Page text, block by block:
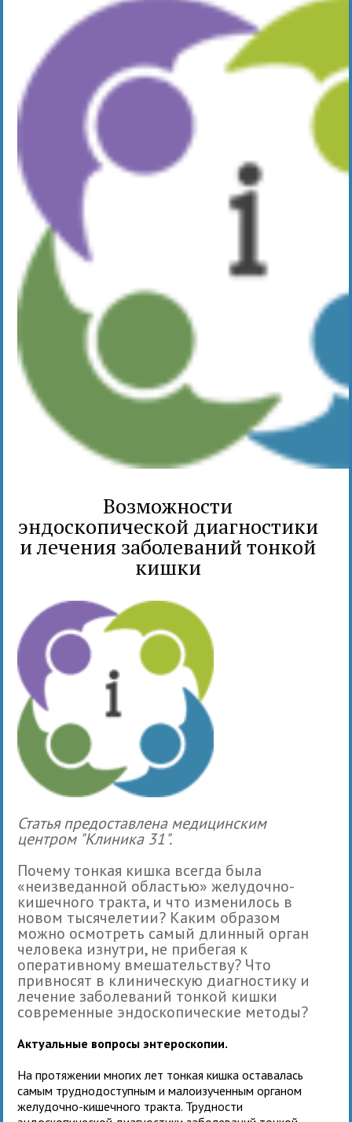
Возможности
эндоскопической диагностики
и лечения заболеваний тонкой
кишки
Статья предоставлена медицинским
центром "Клиника 31".
Почему тонкая кишка всегда была
«неизведанной областью» желудочно-
кишечного тракта, и что изменилось в
новом тысячелетии? Каким образом
можно осмотреть самый длинный орган
человека изнутри, не прибегая к
оперативному вмешательству? Что
привносят в клиническую диагностику и
лечение заболеваний тонкой кишки
современные эндоскопические методы?
Актуальные вопросы энтероскопии.
На протяжении многих лет тонкая кишка оставалась
самым труднодоступным и малоизученным органом
желудочно-кишечного тракта. Трудности